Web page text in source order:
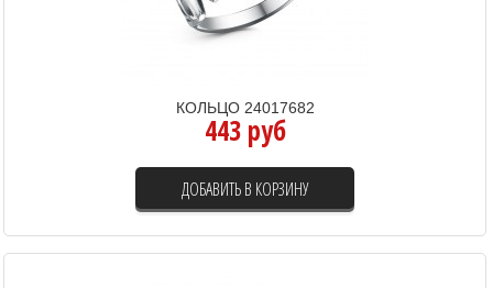
КОЛЬЦО 24017682
443 руб
ДОБАВИТЬ В КОРЗИНУ